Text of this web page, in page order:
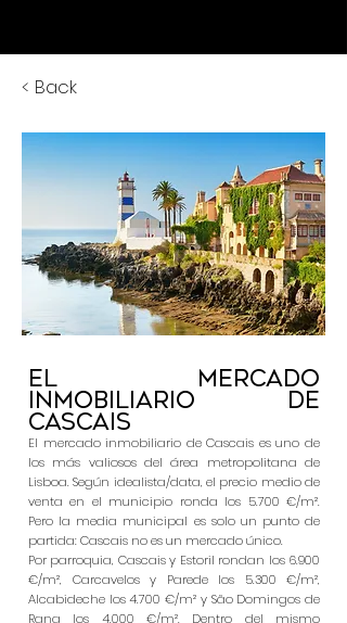
< Back
El mercado
inmobiliario de
Cascais
El mercado inmobiliario de Cascais es uno de
los más valiosos del área metropolitana de
Lisboa. Según idealista/data, el precio medio de
venta en el municipio ronda los 5.700 €/m².
Pero la media municipal es solo un punto de
partida: Cascais no es un mercado único.
Por parroquia, Cascais y Estoril rondan los 6.900
€/m², Carcavelos y Parede los 5.300 €/m²,
Alcabideche los 4.700 €/m² y São Domingos de
Rana los 4.000 €/m². Dentro del mismo